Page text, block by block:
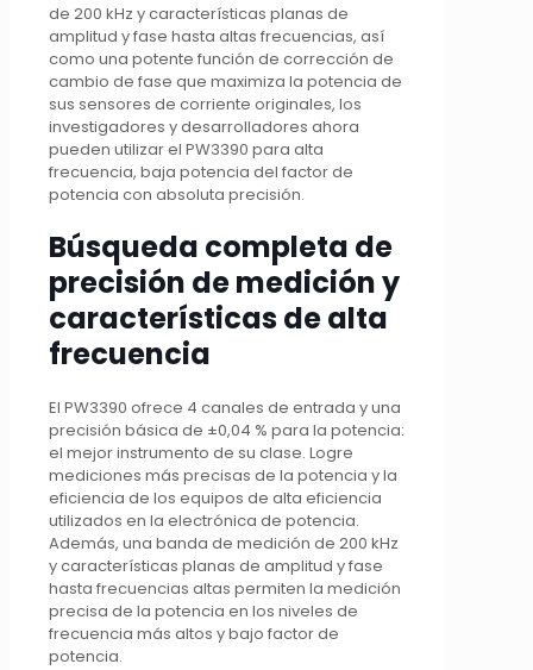
de 200 kHz y características planas de
amplitud y fase hasta altas frecuencias, así
como una potente función de corrección de
cambio de fase que maximiza la potencia de
sus sensores de corriente originales, los
investigadores y desarrolladores ahora
pueden utilizar el PW3390 para alta
frecuencia, baja potencia del factor de
potencia con absoluta precisión.
Búsqueda completa de
precisión de medición y
características de alta
frecuencia
El PW3390 ofrece 4 canales de entrada y una
precisión básica de ±0,04 % para la potencia:
el mejor instrumento de su clase. Logre
mediciones más precisas de la potencia y la
eficiencia de los equipos de alta eficiencia
utilizados en la electrónica de potencia.
Además, una banda de medición de 200 kHz
y características planas de amplitud y fase
hasta frecuencias altas permiten la medición
precisa de la potencia en los niveles de
frecuencia más altos y bajo factor de
potencia.